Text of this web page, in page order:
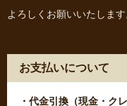
よろしくお願いいたします
お支払いについて
・代金引換（現金・ク